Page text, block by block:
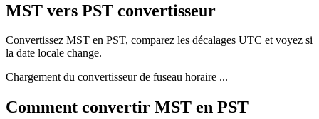
MST vers PST convertisseur
Convertissez MST en PST, comparez les décalages UTC et voyez si
la date locale change.
Chargement du convertisseur de fuseau horaire ...
Comment convertir MST en PST